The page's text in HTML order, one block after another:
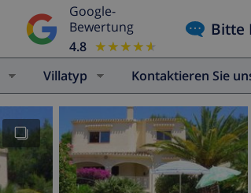
Google-
Bewertung
4.8 ★★★★★
★★★★★
Bitte
Villatyp Kontaktieren Sie